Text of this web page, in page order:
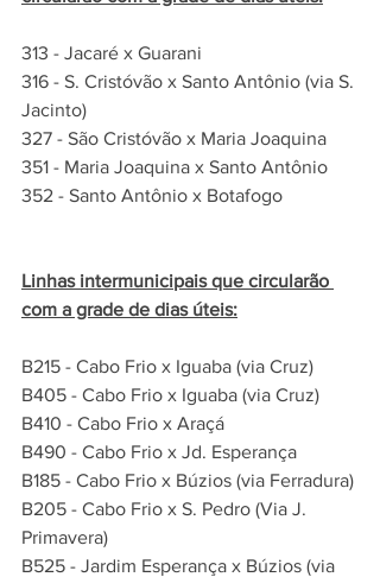
313 - Jacaré x Guarani
316 - S. Cristóvão x Santo Antônio (via S.
Jacinto)
327 - São Cristóvão x Maria Joaquina
351 - Maria Joaquina x Santo Antônio
352 - Santo Antônio x Botafogo
Linhas intermunicipais que circularão
com a grade de dias úteis:
B215 - Cabo Frio x Iguaba (via Cruz)
B405 - Cabo Frio x Iguaba (via Cruz)
B410 - Cabo Frio x Araçá
B490 - Cabo Frio x Jd. Esperança
B185 - Cabo Frio x Búzios (via Ferradura)
B205 - Cabo Frio x S. Pedro (Via J.
Primavera)
B525 - Jardim Esperança x Búzios (via